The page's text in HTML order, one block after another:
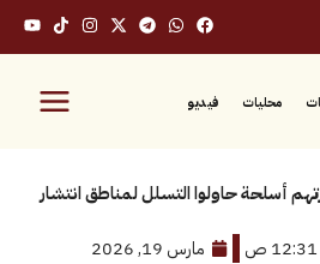
فيديو
التسلل لمناطق انتشار
مارس 19, 2026